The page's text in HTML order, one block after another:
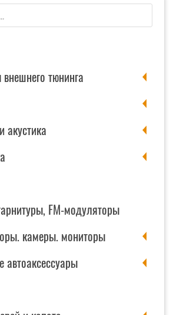
тюнинга
акустика
FM-модуляторы
камеры. мониторы
автоаксессуары